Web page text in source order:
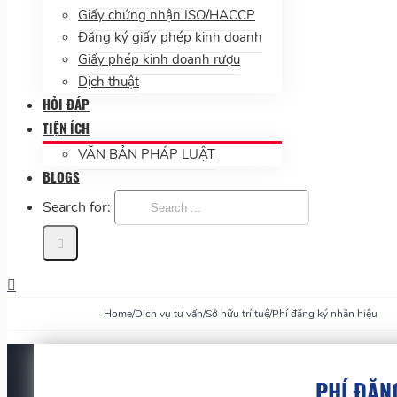
Giấy chứng nhận ISO/HACCP
Đăng ký giấy phép kinh doanh
Giấy phép kinh doanh rượu
Dịch thuật
HỎI ĐÁP
TIỆN ÍCH
VĂN BẢN PHÁP LUẬT
BLOGS
Search for:
Home/Dịch vụ tư vấn/Sở hữu trí tuệ/Phí đăng ký nhãn hiệu